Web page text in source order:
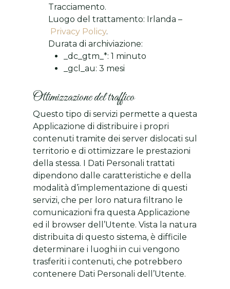
Tracciamento.
Luogo del trattamento: Irlanda –
Privacy Policy.
Durata di archiviazione:
_dc_gtm_*: 1 minuto
_gcl_au: 3 mesi
Ottimizzazione del traffico
Questo tipo di servizi permette a questa
Applicazione di distribuire i propri
contenuti tramite dei server dislocati sul
territorio e di ottimizzare le prestazioni
della stessa. I Dati Personali trattati
dipendono dalle caratteristiche e della
modalità d’implementazione di questi
servizi, che per loro natura filtrano le
comunicazioni fra questa Applicazione
ed il browser dell’Utente. Vista la natura
distribuita di questo sistema, è difficile
determinare i luoghi in cui vengono
trasferiti i contenuti, che potrebbero
contenere Dati Personali dell’Utente.